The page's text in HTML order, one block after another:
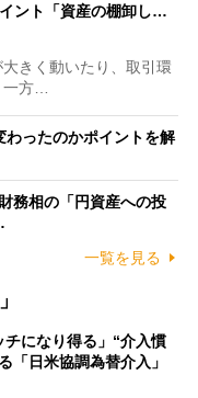
ント「資産の棚卸し…
きく動いたり、取引環
方…
ったのかポイントを解
務相の「円資産への投
一覧を見る
チになり得る」“介入慣
「日米協調為替介入」